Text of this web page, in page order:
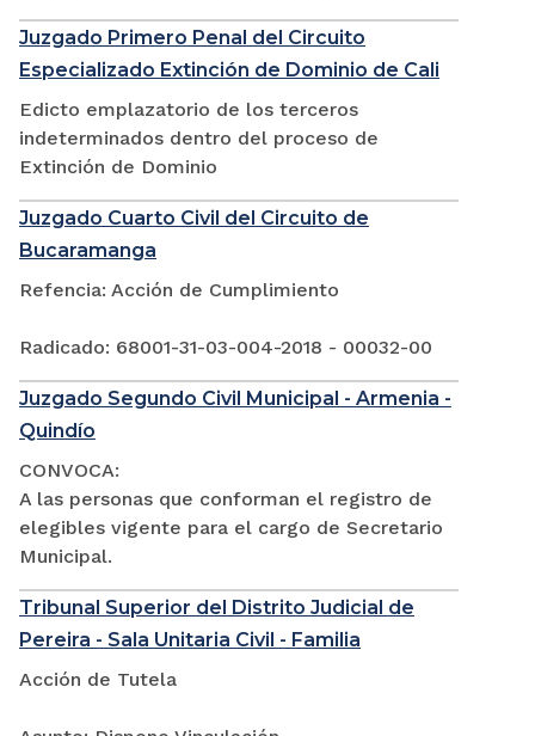
Juzgado Primero Penal del Circuito
Especializado Extinción de Dominio de Cali
Edicto emplazatorio de los terceros
indeterminados dentro del proceso de
Extinción de Dominio
Juzgado Cuarto Civil del Circuito de
Bucaramanga
Refencia: Acción de Cumplimiento
Radicado: 68001-31-03-004-2018 - 00032-00
Juzgado Segundo Civil Municipal - Armenia -
Quindío
CONVOCA:
A las personas que conforman el registro de
elegibles vigente para el cargo de Secretario
Municipal.
Tribunal Superior del Distrito Judicial de
Pereira - Sala Unitaria Civil - Familia
Acción de Tutela